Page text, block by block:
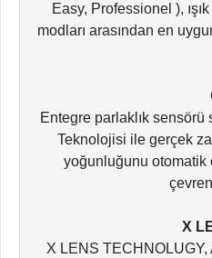
Easy, Professionel ),
modları arasından en
Entegre parlaklık
Teknolojisi ile gerçek
yoğunluğunu otomatik
X
X LENS TECHNOLUGY,